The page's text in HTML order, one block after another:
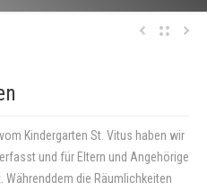
Kindergarten St. Vitus haben wir
und für Eltern und Angehörige
Währenddem die Räumlichkeiten